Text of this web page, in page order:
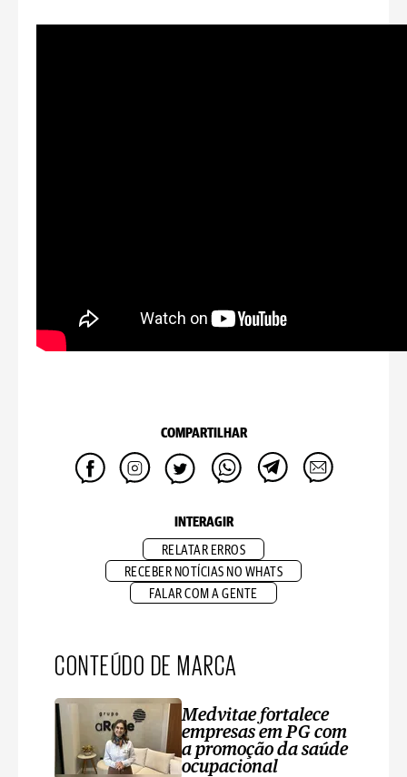
COMPARTILHAR
INTERAGIR
RELATAR ERROS
RECEBER NOTÍCIAS NO WHATS
FALAR COM A GENTE
CONTEÚDO DE MARCA
Medvitae fortalece
empresas em PG com
a promoção da saúde
ocupacional